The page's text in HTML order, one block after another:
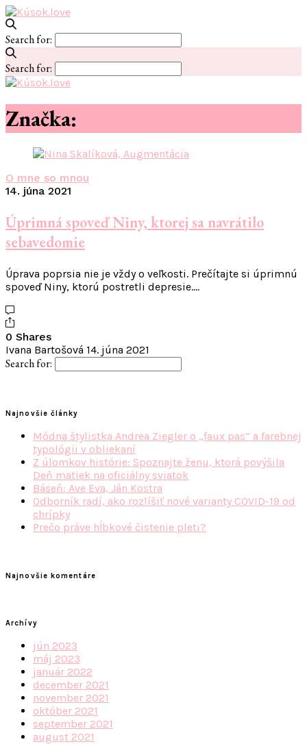
Search for:
Search for:
Značka:
O mne so mnou
14. júna 2021
Úprimná spoveď Niny, ktorej sa navrátilo
sebavedomie
Úprava poprsia nie je vždy o veľkosti. Prečítajte si úprimnú
spoveď Niny, ktorú postretli depresie.…
0 Shares
Ivana Bartošová 14. júna 2021
Search for:
Najnovšie články
Módna štylistka Andrea Ziegler o „faux pas“ a farebnej
typológii v obliekaní
Z úlomkov histórie: Spoznajte ženu, ktorá povýšila
Deň matiek na oficiálny sviatok
Báseň: Ave Eva, Ján Kostra
Odborník radí, ako rozlíšiť nové varianty COVID-19 od
chrípky
Prečo práve hĺbkové čistenie pleti?
Najnovšie komentáre
Archívy
jún 2023
máj 2023
január 2022
december 2021
november 2021
október 2021
september 2021
august 2021